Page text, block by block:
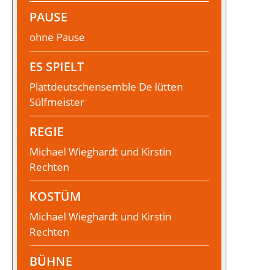
PAUSE
ohne Pause
ES SPIELT
Plattdeutschensemble De lütten
Sülfmeister
REGIE
Michael Wieghardt und Kirstin
Rechten
KOSTÜM
Michael Wieghardt und Kirstin
Rechten
BÜHNE